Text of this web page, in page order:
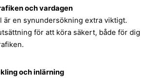
och vardagen
är en synundersökning extra viktigt.
för att köra säkert, både för dig
och inlärning